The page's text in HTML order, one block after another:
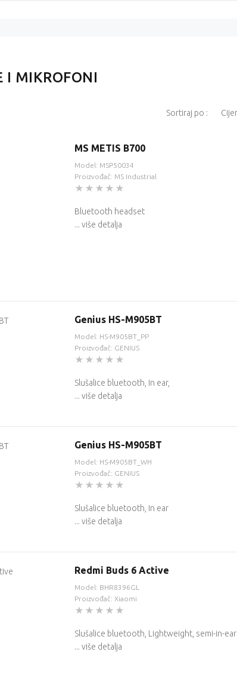
I MIKROFONI
Sortiraj po :
MS METIS B700
Model: MSP50034
Proizvođač: MS Industrial
Bluetooth headset
... više detalja
Genius HS-M905BT
Model: HS-M905BT_PP
Proizvođač: GENIUS
Slušalice bluetooth, In ear,
... više detalja
Genius HS-M905BT
Model: HS-M905BT_WH
Proizvođač: GENIUS
Slušalice bluetooth, In ear
... više detalja
Redmi Buds 6 Active
Model: BHR8396GL
Proizvođač: Xiaomi
Slušalice bluetooth, Lightweight, semi-in-ear
... više detalja